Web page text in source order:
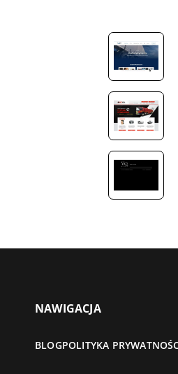
NAWIGACJA
BLOGPOLITYKA